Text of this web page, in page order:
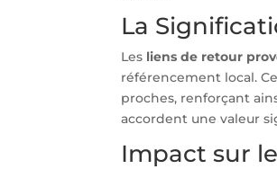
La
Les liens de retour
référencement local.
proches, renforçant
accordent une valeur
Impact sur